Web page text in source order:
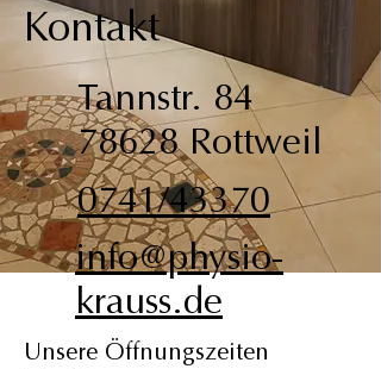
Kontakt
Tannstr. 84
78628 Rottweil
0741/43370
info@physio-
krauss.de
Unsere Öffnungszeiten